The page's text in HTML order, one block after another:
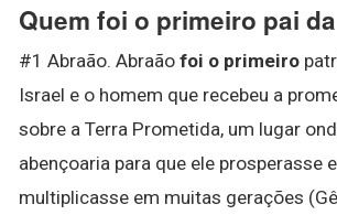
Quem foi o primeiro pai
#1 Abraão. Abraão foi o primeiro
Israel e o homem que recebeu a
sobre a Terra Prometida, um lugar
abençoaria para que ele prosperasse
multiplicasse em muitas gerações